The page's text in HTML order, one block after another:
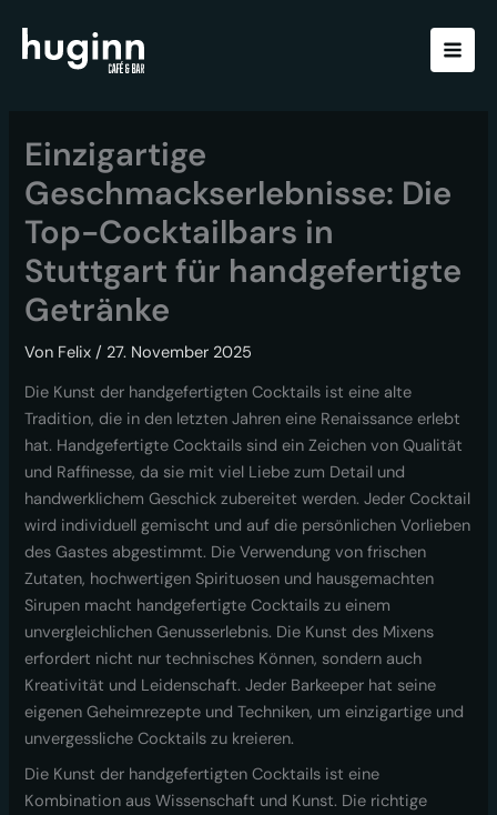
Inhalt
springen
Einzigartige
Geschmackserlebnisse: Die
Top-Cocktailbars in
Stuttgart für handgefertigte
Getränke
Von Felix/ 27. November 2025
Die Kunst der handgefertigten Cocktails ist eine alte
Tradition, die in den letzten Jahren eine Renaissance erlebt
hat. Handgefertigte Cocktails sind ein Zeichen von Qualität
und Raffinesse, da sie mit viel Liebe zum Detail und
handwerklichem Geschick zubereitet werden. Jeder Cocktail
wird individuell gemischt und auf die persönlichen Vorlieben
des Gastes abgestimmt. Die Verwendung von frischen
Zutaten, hochwertigen Spirituosen und hausgemachten
Sirupen macht handgefertigte Cocktails zu einem
unvergleichlichen Genusserlebnis. Die Kunst des Mixens
erfordert nicht nur technisches Können, sondern auch
Kreativität und Leidenschaft. Jeder Barkeeper hat seine
eigenen Geheimrezepte und Techniken, um einzigartige und
unvergessliche Cocktails zu kreieren.
Die Kunst der handgefertigten Cocktails ist eine
Kombination aus Wissenschaft und Kunst. Die richtige